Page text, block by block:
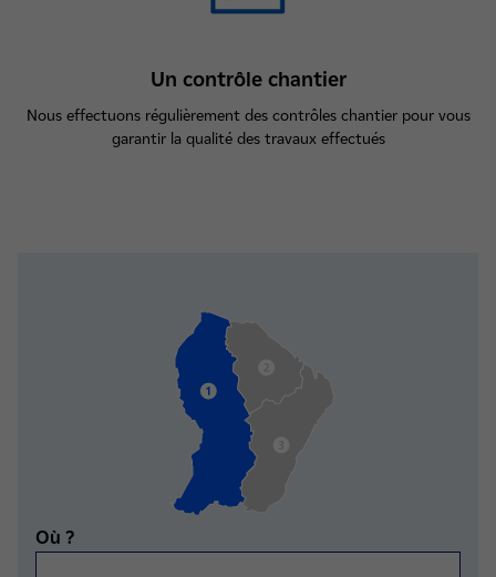
Un contrôle chantier
Nous effectuons régulièrement des contrôles chantier pour vous
garantir la qualité des travaux effectués
Critères de recherche sélectionnés
Où ?